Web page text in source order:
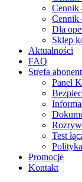
Cennik
Cennik
Dla
Sklep
Aktualności
FAQ
Strefa
Panel
Test
Promocje
Kontakt